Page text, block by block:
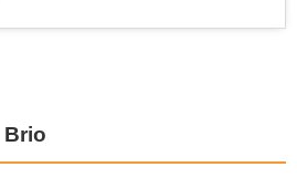
Brio